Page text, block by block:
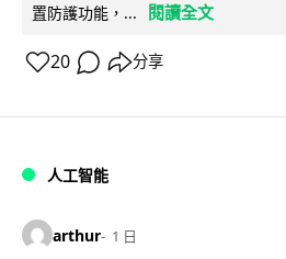
置防護功能，...
閱讀全文
20 分享
人工智能
arthur 1 日